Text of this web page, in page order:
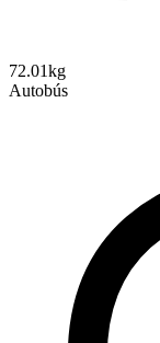
72.01kg
Autobús